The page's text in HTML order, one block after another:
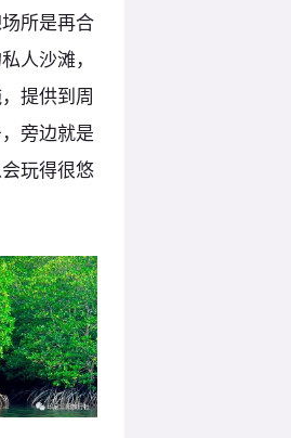
所是再合
人沙滩，
提供到周
旁边就是
玩得很悠